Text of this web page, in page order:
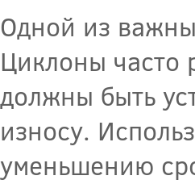
Одной из
Циклоны часто
должны быть
износу.
уменьшению